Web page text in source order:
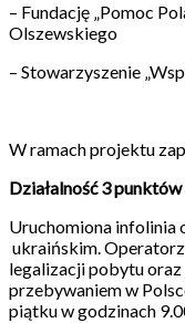
– Fundację „Pomoc
Olszewskiego
– Stowarzyszenie
W ramach projektu
Działalność 3
Uruchomiona infolinia
ukraińskim.
legalizacji pobytu
przebywaniem w
piątku w godzinach